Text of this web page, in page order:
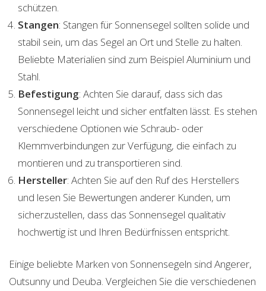
schützen.
Stangen: Stangen für Sonnensegel sollten solide und
stabil sein, um das Segel an Ort und Stelle zu halten.
Beliebte Materialien sind zum Beispiel Aluminium und
Stahl.
Befestigung: Achten Sie darauf, dass sich das
Sonnensegel leicht und sicher entfalten lässt. Es stehen
verschiedene Optionen wie Schraub- oder
Klemmverbindungen zur Verfügung, die einfach zu
montieren und zu transportieren sind.
Hersteller: Achten Sie auf den Ruf des Herstellers
und lesen Sie Bewertungen anderer Kunden, um
sicherzustellen, dass das Sonnensegel qualitativ
hochwertig ist und Ihren Bedürfnissen entspricht.
Einige beliebte Marken von Sonnensegeln sind Angerer,
Outsunny und Deuba. Vergleichen Sie die verschiedenen